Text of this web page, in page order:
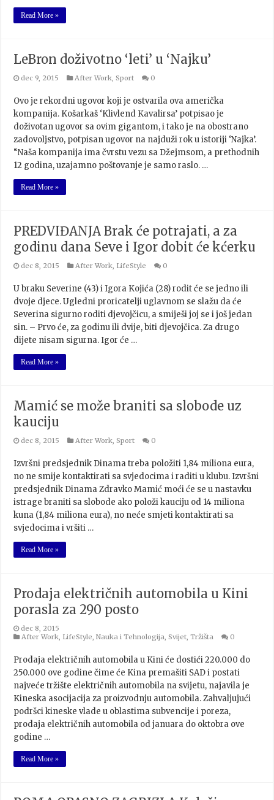
Read More »
LeBron doživotno ‘leti’ u ‘Najku’
dec 9, 2015 After Work,Sport 0
Ovo je rekordni ugovor koji je ostvarila ova američka
kompanija. Košarkaš ‘Klivlend Kavalirsa’ potpisao je
doživotan ugovor sa ovim gigantom, i tako je na obostrano
zadovoljstvo, potpisan ugovor na najduži rok u istoriji ‘Najka’.
“Naša kompanija ima čvrstu vezu sa Džejmsom, a prethodnih
12 godina, uzajamno poštovanje je samo raslo. …
Read More »
PREDVIĐANJA Brak će potrajati, a za
godinu dana Seve i Igor dobit će kćerku
dec 8, 2015 After Work, LifeStyle 0
U braku Severine (43) i Igora Kojića (28) rodit će se jedno ili
dvoje djece. Ugledni proricatelji uglavnom se slažu da će
Severina sigurno roditi djevojčicu, a smiješi joj se i još jedan
sin. – Prvo će, za godinu ili dvije, biti djevojčica. Za drugo
dijete nisam sigurna. Igor će …
Read More »
Mamić se može braniti sa slobode uz
kauciju
dec 8, 2015 After Work,Sport 0
Izvršni predsjednik Dinama treba položiti 1,84 miliona eura,
no ne smije kontaktirati sa svjedocima i raditi u klubu. Izvršni
predsjednik Dinama Zdravko Mamić moći će se u nastavku
istrage braniti sa slobode ako položi kauciju od 14 miliona
kuna (1,84 miliona eura), no neće smjeti kontaktirati sa
svjedocima i vršiti …
Read More »
Prodaja električnih automobila u Kini
porasla za 290 posto
dec 8, 2015
After Work, LifeStyle,Nauka i Tehnologija,Svijet,Tržišta 0
Prodaja električnih automobila u Kini će dostići 220.000 do
250.000 ove godine čime će Kina premašiti SAD i postati
najveće tržište električnih automobila na svijetu, najavila je
Kineska asocijacija za proizvodnju automobila. Zahvaljujući
podršci kineske vlade u oblastima subvencije i poreza,
prodaja električnih automobila od januara do oktobra ove
godine …
Read More »